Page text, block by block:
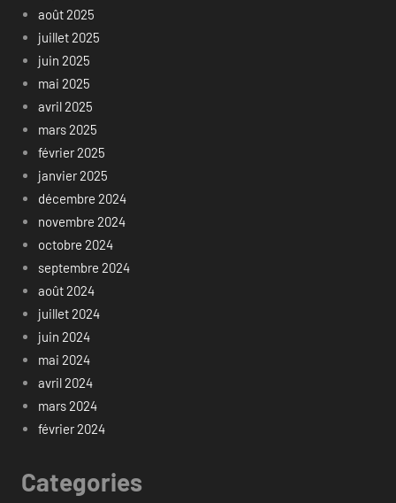
août 2025
juillet 2025
juin 2025
mai 2025
avril 2025
mars 2025
février 2025
janvier 2025
décembre 2024
novembre 2024
octobre 2024
septembre 2024
août 2024
juillet 2024
juin 2024
mai 2024
avril 2024
mars 2024
février 2024
Categories